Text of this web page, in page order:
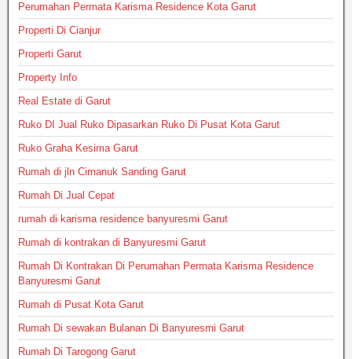
Perumahan Permata Karisma Residence Kota Garut
Properti Di Cianjur
Properti Garut
Property Info
Real Estate di Garut
Ruko DI Jual Ruko Dipasarkan Ruko Di Pusat Kota Garut
Ruko Graha Kesima Garut
Rumah di jln Cimanuk Sanding Garut
Rumah Di Jual Cepat
rumah di karisma residence banyuresmi Garut
Rumah di kontrakan di Banyuresmi Garut
Rumah Di Kontrakan Di Perumahan Permata Karisma Residence
Banyuresmi Garut
Rumah di Pusat Kota Garut
Rumah Di sewakan Bulanan Di Banyuresmi Garut
Rumah Di Tarogong Garut